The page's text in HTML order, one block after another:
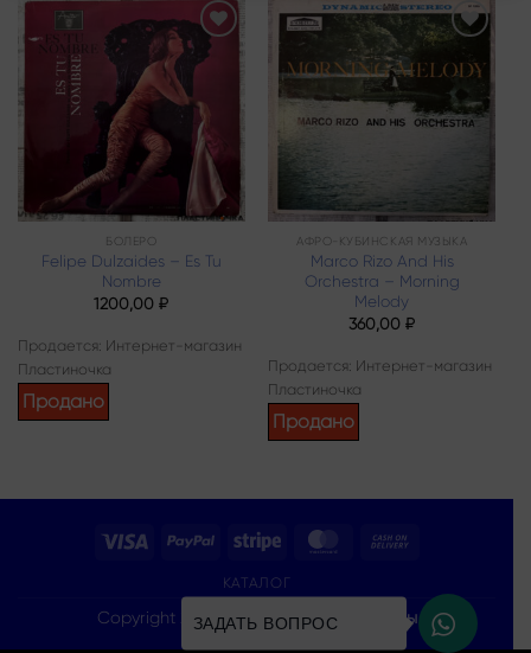
Add to
wishlist
БОЛЕРО
Felipe Dulzaides – Es Tu
Nombre
1200,00₽
Продается: Интернет-магазин
Пластиночка
Продано
wishlist
АФРО-КУБИНСКАЯ МУЗЫКА
Marco Rizo And His
Orchestra – Morning
Melody
360,00₽
Продается: Интернет-магазин
Пластиночка
Продано
Visa PayPal Stripe MasterCard
Delivery
КАТАЛОГ
Copyright 2026 ©Все права защищены
ЗАДАТЬ ВОПРОС